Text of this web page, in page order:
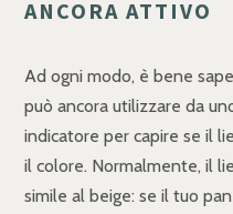
ANCORA ATTIVO
Ad ogni modo, è bene
può ancora utilizzare da
indicatore per capire se il
il colore. Normalmente, il
simile al beige: se il tuo